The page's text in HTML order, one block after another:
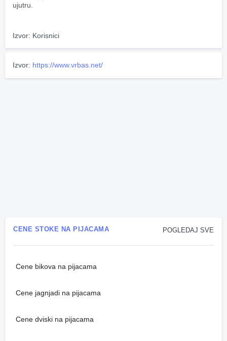
ujutru.
Izvor: Korisnici
Izvor: https://www.vrbas.net/
POGLEDAJ SVE
CENE STOKE NA PIJACAMA
Cene bikova na pijacama
Cene jagnjadi na pijacama
Cene dviski na pijacama